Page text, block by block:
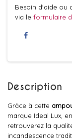
Besoin d'aide ou
via le formulaire
Description
Grâce à cette
marque Ideal Lux,
retrouverez la
incandescence